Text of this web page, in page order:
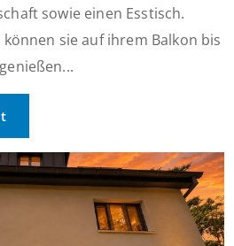
sowie einen Esstisch.
sie auf ihrem Balkon bis